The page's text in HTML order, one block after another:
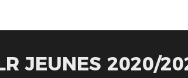
JEUNES 2020/